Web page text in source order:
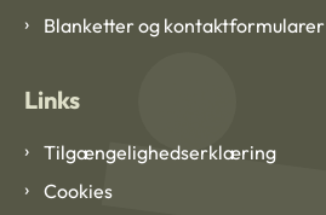
Blanketter og kontaktformularer
Links
Tilgængelighedserklæring
Cookies